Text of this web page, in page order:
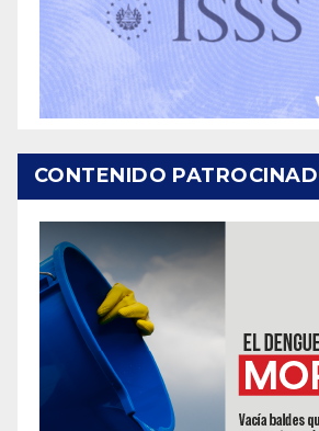
CONTENIDO